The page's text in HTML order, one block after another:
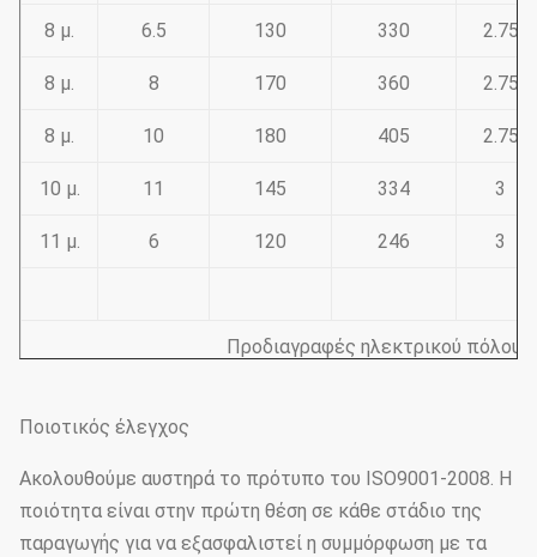
8 μ. 6.5 130 330 2.75
8 μ. 8 170 360 2.75
8 μ. 10 180 405 2.75
10 μ. 11 145 334 3
11 μ. 6 120 246 3
Προδιαγραφές ηλεκτρικού πόλου
εκατ.
11,8
εκατ.
180
Ποιοτικός έλεγχος
Ακολουθούμε αυστηρά το πρότυπο του ISO9001-2008. Η
ποιότητα είναι στην πρώτη θέση σε κάθε στάδιο της
παραγωγής για να εξασφαλιστεί η συμμόρφωση με τα